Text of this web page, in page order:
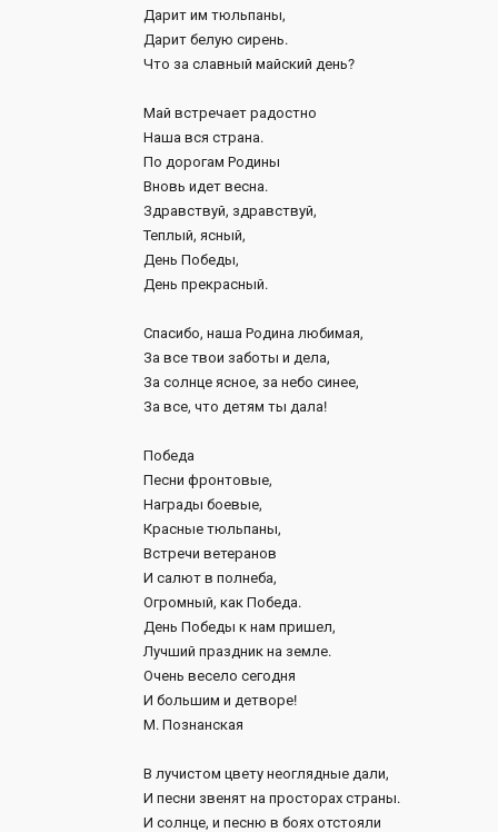
Дарит им тюльпаны,
Дарит белую сирень.
Что за славный майский день?
Май встречает радостно
Наша вся страна.
По дорогам Родины
Вновь идет весна.
Здравствуй, здравствуй,
Теплый, ясный,
День Победы,
День прекрасный.
Спасибо, наша Родина любимая,
За все твои заботы и дела,
За солнце ясное, за небо синее,
За все, что детям ты дала!
Победа
Песни фронтовые,
Награды боевые,
Красные тюльпаны,
Встречи ветеранов
И салют в полнеба,
Огромный, как Победа.
День Победы к нам пришел,
Лучший праздник на земле.
Очень весело сегодня
И большим и детворе!
М. Познанская
В лучистом цвету неоглядные дали,
И песни звенят на просторах страны.
И солнце, и песню в боях отстояли